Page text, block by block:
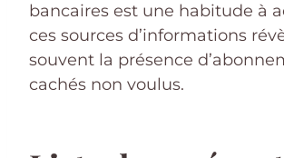
bancaires est une habitude à
ces sources d’informations
souvent la présence
cachés non voulus.